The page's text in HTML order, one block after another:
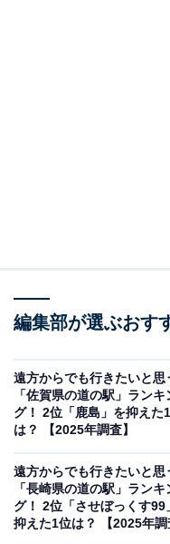
みかんや桜島大根など
ることもできます。フ
休憩や情報収集の場と
じられるから」（20代
が豊富に揃う道の駅
らも近く、桜島の恵み
編集部が選ぶおす
遠方からでも行きたいと思
「佐賀県の道の駅」ランキ
グ！ 2位「鹿島」を抑えた
は？ 【2025年調査】
遠方からでも行きたいと思
「長崎県の道の駅」ランキ
グ！ 2位「させぼっくす99
抑えた1位は？ 【2025年調